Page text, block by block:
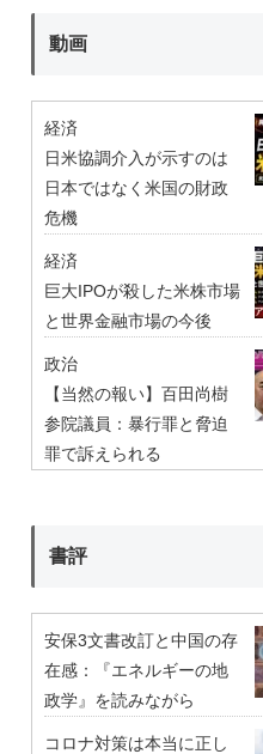
動画
経済
日米協調介入が示すのは
日本ではなく米国の財政
危機
経済
巨大IPOが殺した米株市場
と世界金融市場の今後
政治
【当然の報い】百田尚樹
参院議員：暴行罪と脅迫
罪で訴えられる
書評
安保3文書改訂と中国の存
在感：『エネルギーの地
政学』を読みながら
コロナ対策は本当に正し